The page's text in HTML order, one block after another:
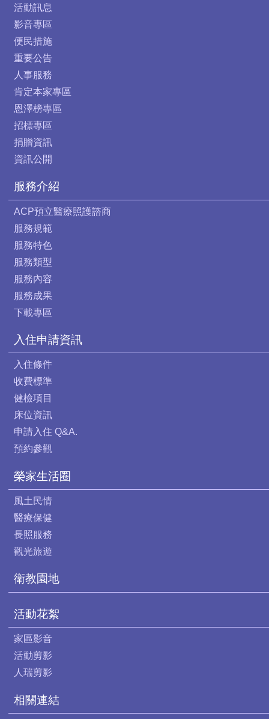
活動訊息
影音專區
便民措施
重要公告
人事服務
肯定本家專區
恩澤榜專區
招標專區
捐贈資訊
資訊公開
服務介紹
ACP預立醫療照護諮商
服務規範
服務特色
服務類型
服務內容
服務成果
下載專區
入住申請資訊
入住條件
收費標準
健檢項目
床位資訊
申請入住 Q&A.
預約參觀
榮家生活圈
風土民情
醫療保健
長照服務
觀光旅遊
衛教園地
活動花絮
家區影音
活動剪影
人瑞剪影
相關連結